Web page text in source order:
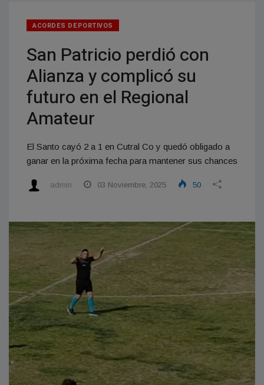
ACORDES DEPORTIVOS
San Patricio perdió con
Alianza y complicó su
futuro en el Regional
Amateur
El Santo cayó 2 a 1 en Cutral Co y quedó obligado a
ganar en la próxima fecha para mantener sus chances
admin 03 Noviembre, 2025 50